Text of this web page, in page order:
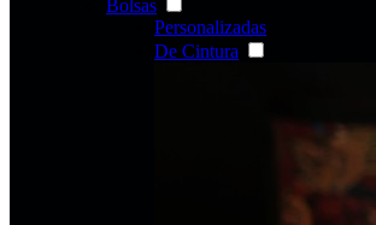
Bolsas
Personalizadas
De Cintura